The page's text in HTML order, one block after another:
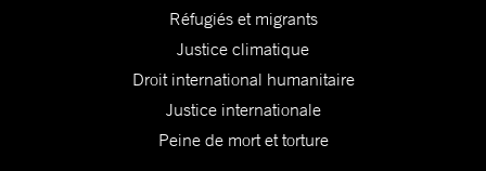
Réfugiés et migrants
Justice climatique
Droit international humanitaire
Justice internationale
Peine de mort et torture